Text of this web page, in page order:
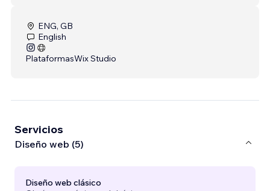
ENG, GB
English
PlataformasWix Studio
Servicios
Diseño web (5)
Diseño web clásico